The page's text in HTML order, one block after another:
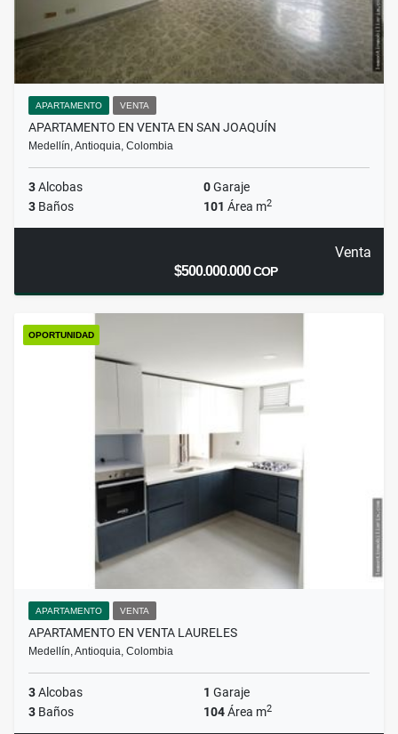
APARTAMENTO VENTA
APARTAMENTO EN VENTA EN SAN JOAQUÍN
Medellín, Antioquia, Colombia
3Alcobas 0Garaje
3 Baños 101 Área m2
Venta
$500.000.000COP
OPORTUNIDAD
APARTAMENTO VENTA
APARTAMENTO EN VENTA LAURELES
Medellín, Antioquia, Colombia
3Alcobas 1 Garaje
3 Baños 104Área m2